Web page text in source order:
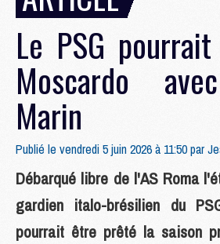
Le PSG
Moscardo
Marin
Publié le vendredi 5 juin 2026 à 11:50 par
Débarqué libre de l'AS Roma
gardien italo-brésilien du
pourrait être prêté la saison